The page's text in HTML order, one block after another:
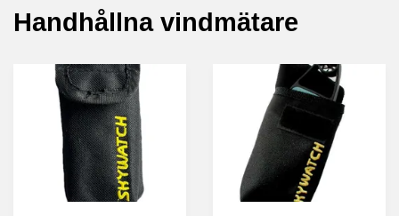
Handhållna vindmätare